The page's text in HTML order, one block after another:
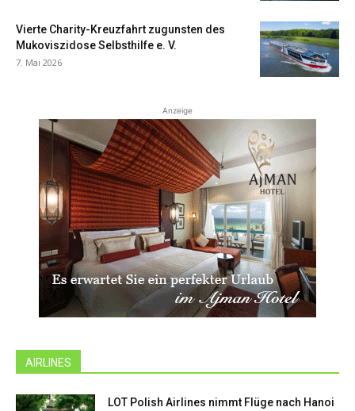
Vierte Charity-Kreuzfahrt zugunsten des
Mukoviszidose Selbsthilfe e. V.
7. Mai 2026
Anzeige
AIRLINES
LOT Polish Airlines nimmt Flüge nach Hanoi